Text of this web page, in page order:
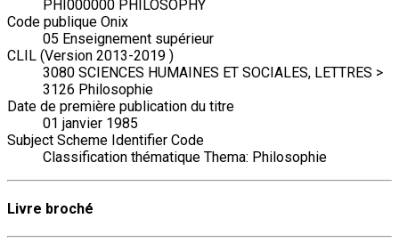
PHI000000 PHILOSOPHY
Code publique Onix
05 Enseignement supérieur
CLIL (Version 2013-2019 )
3080 SCIENCES HUMAINES ET SOCIALES, LETTRES >
3126 Philosophie
Date de première publication du titre
01 janvier 1985
Subject Scheme Identifier Code
Classification thématique Thema: Philosophie
Livre broché